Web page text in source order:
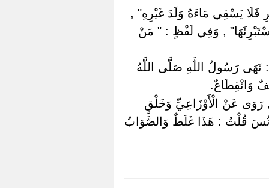
فَلَا يَسْقِي مَاءَهُ وَلَدَ غَيْرِهِ" ,
, وَفِي لَفْظٍ : " مَنْ
رَسُولُ اللَّهِ صَلَّى اللَّهُ
وَانْقِطَاعٌ.
عَنْ الْأَوْزَاعِيِّ وَخَلْقٍ
قُلْتُ : هَذَا غَلَطٌ وَالصَّوَابُ